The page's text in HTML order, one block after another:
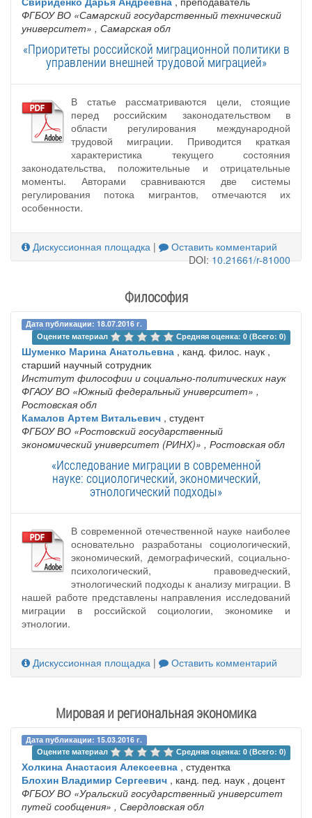
ФГБОУ ВО «Самарский государственный технический
университет» , Самарская обл
«Приоритеты российской миграционной политики в
управлении внешней трудовой миграцией»
В статье рассматриваются цели, стоящие
перед российским законодательством в
области регулирования международной
трудовой миграции. Приводится краткая
характеристика текущего состояния
законодательства, положительные и отрицательные
моменты. Авторами сравниваются две системы
регулирования потока мигрантов, отмечаются их
особенности.
Дискуссионная площадка |
Оставить комментарий
DOI:10.21661/r-81000
Философия
Дата публикации: 18.07.2016 г.
Оцените материал
Средняя оценка: 0 (Всего: 0)
Шуменко Марина Анатольевна , канд. филос. наук ,
старший научный сотрудник
Институт философии и социально-политических наук
ФГАОУ ВО «Южный федеральный университет» ,
Ростовская обл
Камалов Артем Витальевич , студент
ФГБОУ ВО «Ростовский государственный
экономический университет (РИНХ)» , Ростовская обл
«Исследование миграции в современной
науке: социологический, экономический,
этнологический подходы»
В современной отечественной науке наиболее
основательно разработаны социологический,
экономический, демографический, социально-
психологический, правоведческий,
этнологический подходы к анализу миграции. В
нашей работе представлены направления исследований
миграции в российской социологии, экономике и
этнологии.
Дискуссионная площадка | Оставить комментарий
Мировая и региональная экономика
Дата публикации: 15.03.2016 г.
Оцените материал
Средняя оценка: 0 (Всего: 0)
Холкина Анастасия Алексеевна , студентка
Блохин Владимир Сергеевич , канд. пед. наук , доцент
ФГБОУ ВО «Уральский государственный университет
путей сообщения» , Свердловская обл